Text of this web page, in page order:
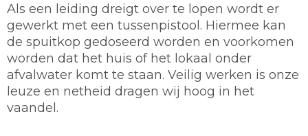
Als een leiding dreigt over te lopen wordt er
gewerkt met een tussenpistool. Hiermee kan
de spuitkop gedoseerd worden en voorkomen
worden dat het huis of het lokaal onder
afvalwater komt te staan. Veilig werken is onze
leuze en netheid dragen wij hoog in het
vaandel.